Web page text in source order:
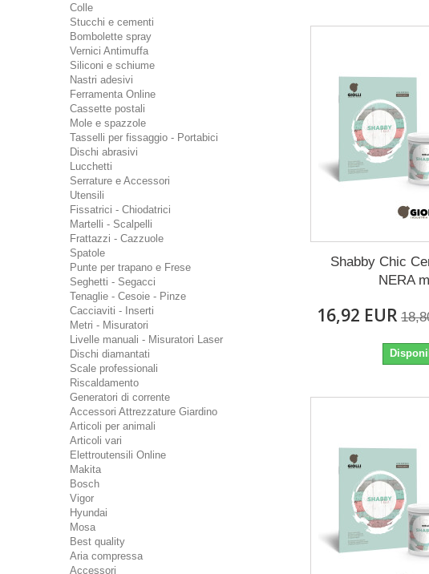
Colle
Stucchi e cementi
Bombolette spray
Vernici Antimuffa
Siliconi e schiume
Nastri adesivi
Ferramenta Online
Cassette postali
Mole e spazzole
Tasselli per fissaggio - Portabici
Dischi abrasivi
Lucchetti
Serrature e Accessori
Utensili
Fissatrici - Chiodatrici
Martelli - Scalpelli
Frattazzi - Cazzuole
Spatole
Punte per trapano e Frese
Seghetti - Segacci
Tenaglie - Cesoie - Pinze
Cacciaviti - Inserti
Metri - Misuratori
Livelle manuali - Misuratori Laser
Dischi diamantati
Scale professionali
Riscaldamento
Generatori di corrente
Accessori Attrezzature Giardino
Articoli per animali
Articoli vari
Elettroutensili Online
Makita
Bosch
Vigor
Hyundai
Mosa
Best quality
Aria compressa
Accessori
Shabby Chic
NERA
16,92 EUR